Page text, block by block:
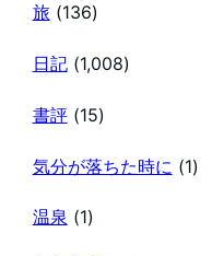
旅 (136)
日記(1,008)
書評(15)
気分が落ちた時に (1)
温泉 (1)